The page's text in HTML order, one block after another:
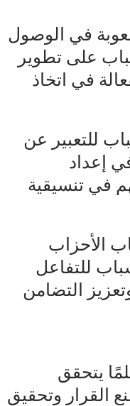
في الوصول
على تطوير
في اتخاذ
للتعبير عن
إعداد
في تنسيقية
الأحزاب
للتفاعل
التضامن
يتحقق
القرار وتحقيق